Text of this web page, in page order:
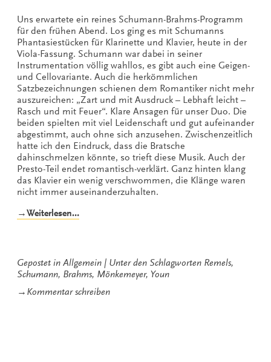
Uns erwartete ein reines Schumann-Brahms-Programm
für den frühen Abend. Los ging es mit Schumanns
Phantasiestücken für Klarinette und Klavier, heute in der
Viola-Fassung. Schumann war dabei in seiner
Instrumentation völlig wahllos, es gibt auch eine Geigen-
und Cellovariante. Auch die herkömmlichen
Satzbezeichnungen schienen dem Romantiker nicht mehr
auszureichen: „Zart und mit Ausdruck – Lebhaft leicht –
Rasch und mit Feuer“. Klare Ansagen für unser Duo. Die
beiden spielten mit viel Leidenschaft und gut aufeinander
abgestimmt, auch ohne sich anzusehen. Zwischenzeitlich
hatte ich den Eindruck, dass die Bratsche
dahinschmelzen könnte, so trieft diese Musik. Auch der
Presto-Teil endet romantisch-verklärt. Ganz hinten klang
das Klavier ein wenig verschwommen, die Klänge waren
nicht immer auseinanderzuhalten.
→Weiterlesen…„Romantische
Gepostet in Allgemein Unter den Schlagworten Remels,
Schumann, Brahms, Mönkemeyer, Youn
→ Kommentar schreibenzu